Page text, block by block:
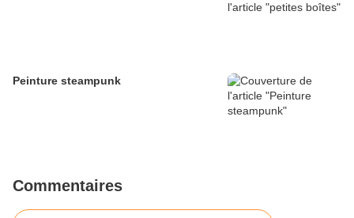
Peinture steampunk
Commentaires